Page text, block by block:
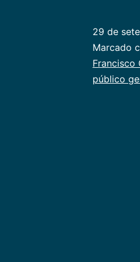
29 de
como
Marcado
Francisco
público